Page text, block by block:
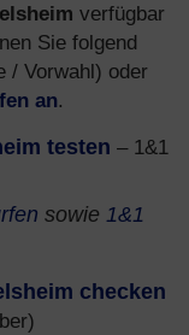
verfügbar
Sie folgend
/ Vorwahl) oder
an.
testen – 1&1
sowie 1&1
checken